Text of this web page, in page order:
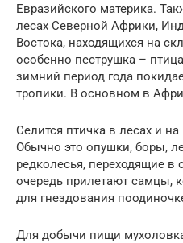
Евразийского материка.
лесах Северной Африки,
Востока, находящихся на
особенно пеструшка –
зимний период года
тропики. В основном в
Селится птичка в лесах и
Обычно это опушки, боры,
редколесья, переходящие в
очередь прилетают самцы,
для гнездования
Для добычи пищи